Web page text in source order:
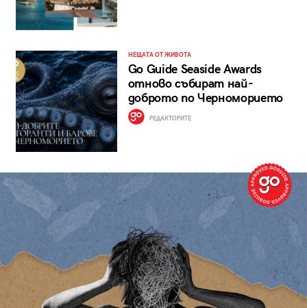
НЕЩАТА ОТ ЖИВОТА
Go Guide Seaside Awards
отново събират най-
доброто по Черноморието
РЕДАКТОРИТЕ